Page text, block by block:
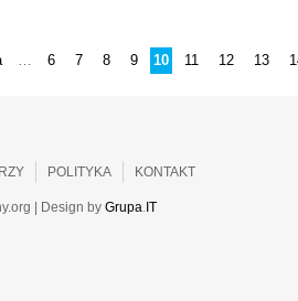
… 6 7 8 9 10 11 12 13
POLITYKA KONTAKT
| Design by Grupa. IT